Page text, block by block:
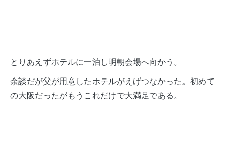
とりあえずホテルに一泊し明朝会場へ向かう。
余談だが父が用意したホテルがえげつなかった。初めて
の大阪だったがもうこれだけで大満足である。